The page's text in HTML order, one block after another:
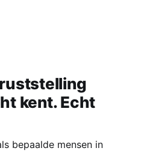
kent. Echt
bepaalde mensen in